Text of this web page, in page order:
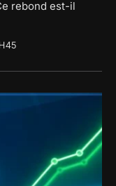
rebond est-il